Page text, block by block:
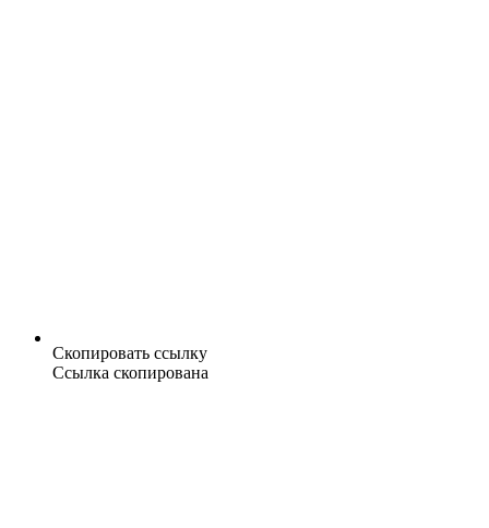
Скопировать ссылку
Ссылка скопирована